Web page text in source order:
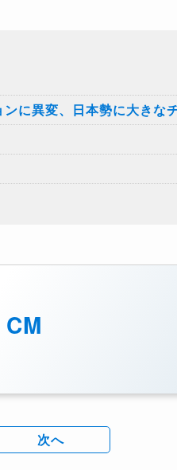
に異変、日本勢に大きな
次へ